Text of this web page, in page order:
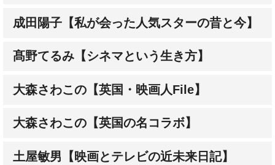
髙野てるみ【シネマという生き方】
大森さわこの【英国・映画人File】
大森さわこの【英国の名コラボ】
土屋敏男【映画とテレビの近未来日記】